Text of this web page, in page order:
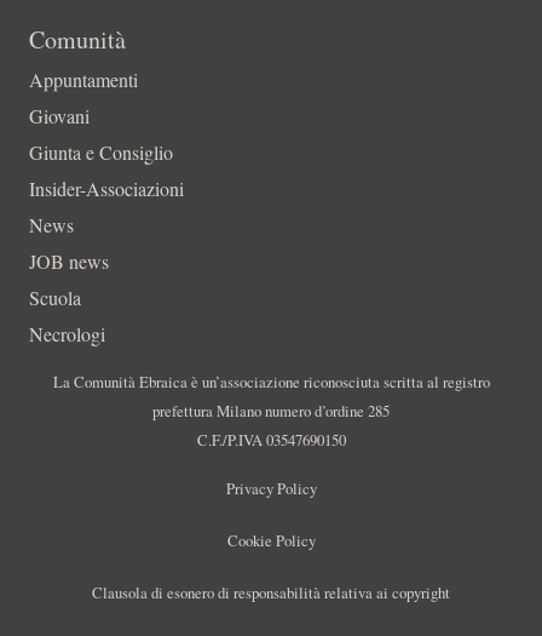
Comunità
Appuntamenti
Giovani
Giunta e Consiglio
Insider-Associazioni
News
JOB news
Scuola
Necrologi
La Comunità Ebraica è un’associazione riconosciuta scritta al registro
prefettura Milano numero d’ordine 285
C.F./P.IVA 03547690150
Privacy Policy
Cookie Policy
Clausola di esonero di responsabilità relativa ai copyright